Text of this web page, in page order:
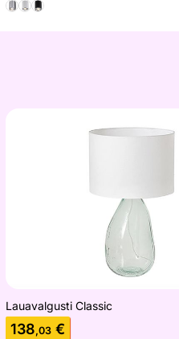
Lauavalgusti Classic
Lauavalgusti Classic
138,03 €